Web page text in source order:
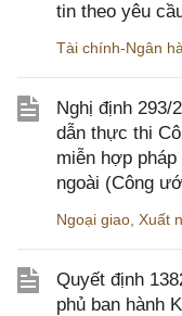
tin theo yêu
Tài chính-Ngân
Nghị định 293/
dẫn thực thi
miễn hợp
ngoài (Công
Ngoại giao Xuất
Quyết định
phủ ban hành